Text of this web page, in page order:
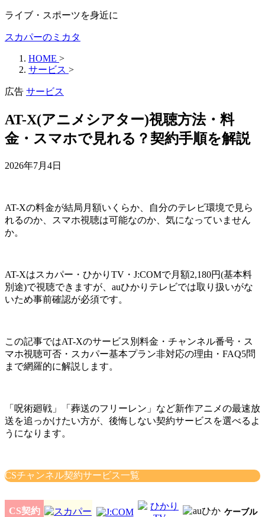
ライブ・スポーツを身近に
スカパーのミカタ
HOME >
サービス >
広告 サービス
AT-X(アニメシアター)視聴方法・料
金・スマホで見れる？契約手順を解説
2026年7月4日
AT-Xの料金が結局月額いくらか、自分のテレビ環境で見ら
れるのか、スマホ視聴は可能なのか、気になっていません
か。
AT-Xはスカパー・ひかりTV・J:COMで月額2,180円(基本料
別途)で視聴できますが、auひかりテレビでは取り扱いがな
いため事前確認が必須です。
この記事ではAT-Xのサービス別料金・チャンネル番号・ス
マホ視聴可否・スカパー基本プラン非対応の理由・FAQ5問
まで網羅的に解説します。
「呪術廻戦」「葬送のフリーレン」など新作アニメの最速放
送を追っかけたい方が、後悔しない契約サービスを選べるよ
うになります。
CSチャンネル契約サービス一覧
CS契約
ケーブル